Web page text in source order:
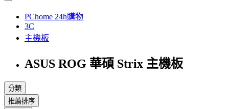
PChome 24h購物
3C
主機板
ASUS ROG 華碩 Strix 主機板
分類
推薦排序